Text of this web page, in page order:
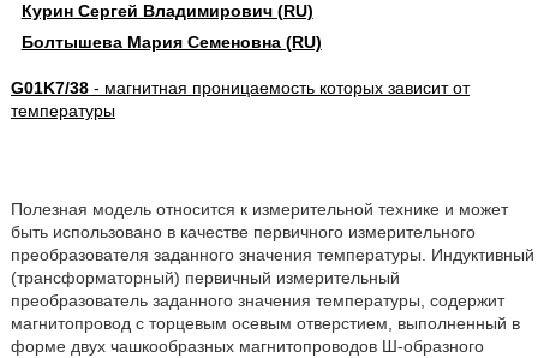
Курин Сергей Владимирович (RU)
Болтышева Мария Семеновна (RU)
G01K7/38- магнитная проницаемость которых зависит от
температуры
Полезная модель относится к измерительной технике и может
быть использовано в качестве первичного измерительного
преобразователя заданного значения температуры. Индуктивный
(трансформаторный) первичный измерительный
преобразователь заданного значения температуры, содержит
магнитопровод с торцевым осевым отверстием, выполненный в
форме двух чашкообразных магнитопроводов Ш-образного